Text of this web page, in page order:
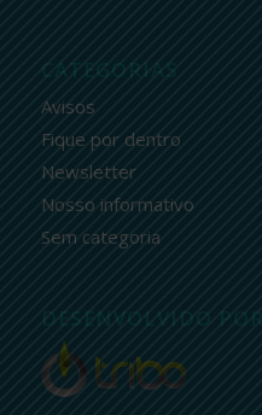
CATEGORIAS
Avisos
Fique por dentro
Newsletter
Nosso informativo
Sem categoria
DESENVOLVIDO POR